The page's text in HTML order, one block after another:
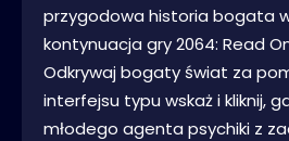
przygodowa historia bogata
kontynuacja gry 2064: Read
Odkrywaj bogaty świat za
interfejsu typu wskaż i kliknij,
młodego agenta psychiki z